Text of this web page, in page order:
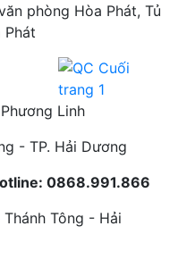
phòng Hòa Phát, Tủ
Phát
Linh
- TP. Hải Dương
0868.991.866
Thánh Tông - Hải